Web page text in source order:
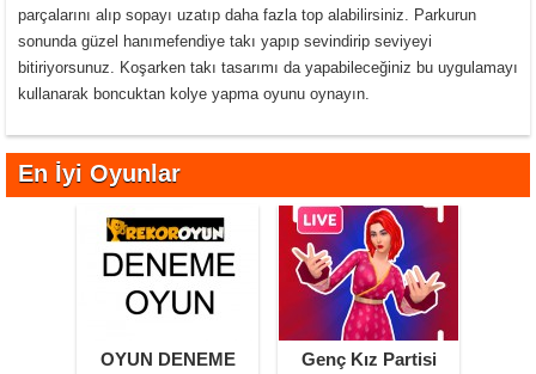
parçalarını alıp sopayı uzatıp daha fazla top alabilirsiniz. Parkurun
sonunda güzel hanımefendiye takı yapıp sevindirip seviyeyi
bitiriyorsunuz. Koşarken takı tasarımı da yapabileceğiniz bu uygulamayı
kullanarak boncuktan kolye yapma oyunu oynayın.
En İyi Oyunlar
OYUN DENEME Genç Kız Partisi